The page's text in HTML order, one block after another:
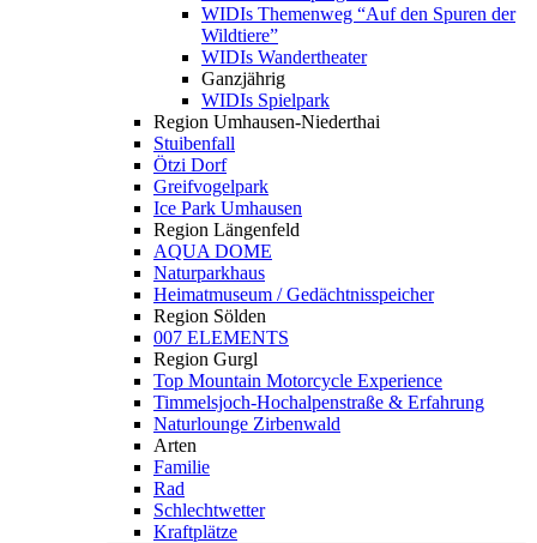
WIDIs Themenweg “Auf den Spuren der
Wildtiere”
WIDIs Wandertheater
Ganzjährig
WIDIs Spielpark
Region Umhausen-Niederthai
Stuibenfall
Ötzi Dorf
Greifvogelpark
Ice Park Umhausen
Region Längenfeld
AQUA DOME
Naturparkhaus
Heimatmuseum / Gedächtnisspeicher
Region Sölden
007 ELEMENTS
Region Gurgl
Top Mountain Motorcycle Experience
Timmelsjoch-Hochalpenstraße & Erfahrung
Naturlounge Zirbenwald
Arten
Familie
Rad
Schlechtwetter
Kraftplätze